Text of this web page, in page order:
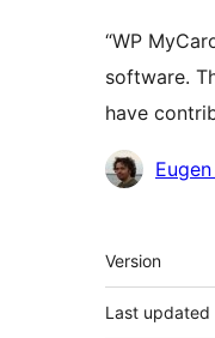
“WP
software.
have
Contributors
Meta
Version
Last updated